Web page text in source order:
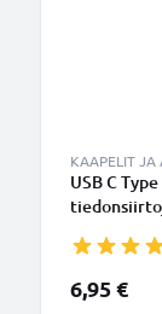
KAAPELIT JA
USB C
6,95 €